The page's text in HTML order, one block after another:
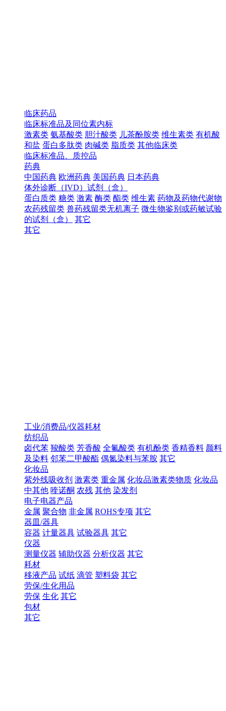
临床药品
临床标准品及同位素内标
激素类 氨基酸类 胆汁酸类 儿茶酚胺类 维生素类 有机酸
和盐 蛋白多肽类 肉碱类 脂质类 其他临床类
临床标准品、质控品
药典
中国药典 欧洲药典 美国药典 日本药典
体外诊断（IVD）试剂（盒）
蛋白质类 糖类 激素 酶类 酯类 维生素 药物及药物代谢物
农药残留类 兽药残留类无机离子 微生物鉴别或药敏试验
的试剂（盒）
其它
其它
工业/消费品/仪器耗材
纺织品
卤代苯 羧酸类 芳香酸 全氟酸类 有机酚类 香精香料 颜料
及染料 邻苯二甲酸酯 偶氮染料与苯胺 其它
化妆品
紫外线吸收剂 激素类 重金属 化妆品激素类物质 化妆品
中其他 喹诺酮 农残 其他 染发剂
电子电器产品
金属 聚合物 非金属 ROHS专项 其它
器皿/器具
容器 计量器具 试验器具 其它
仪器
测量仪器 辅助仪器 分析仪器 其它
耗材
移液产品 试纸 滴管 塑料袋 其它
劳保/生化用品
劳保 生化 其它
包材
其它